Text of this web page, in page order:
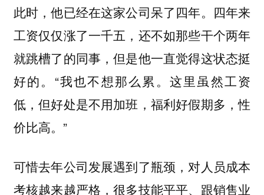
此时，他已经在这家公司呆了四年。四年来
工资仅仅涨了一千五，还不如那些干个两年
就跳槽了的同事，但是他一直觉得这状态挺
好的。“我也不想那么累。这里虽然工资
低，但好处是不用加班，福利好假期多，性
价比高。”
可惜去年公司发展遇到了瓶颈，对人员成本
考核越来越严格，很多技能平平、跟销售业